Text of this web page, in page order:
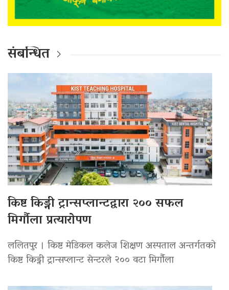
संबन्धित
किष्ट किड्नी ट्रान्सप्लान्टद्वारा २०० सफल
मिर्गौला प्रत्यारोपण
ललितपुर । किष्ट मेडिकल कलेज शिक्षण अस्पताल अन्तर्गतको
किष्ट किड्नी ट्रान्सप्लान्ट सेन्टरले २०० वटा मिर्गौला